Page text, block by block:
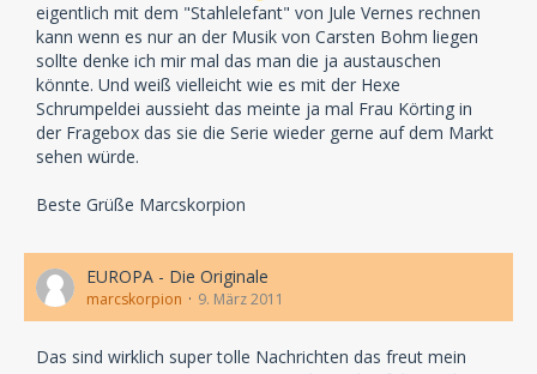
eigentlich mit dem "Stahlelefant" von Jule Vernes rechnen
kann wenn es nur an der Musik von Carsten Bohm liegen
sollte denke ich mir mal das man die ja austauschen
könnte. Und weiß vielleicht wie es mit der Hexe
Schrumpeldei aussieht das meinte ja mal Frau Körting in
der Fragebox das sie die Serie wieder gerne auf dem Markt
sehen würde.
Beste Grüße Marcskorpion
EUROPA - Die Originale
marcskorpion 9. März 2011
Das sind wirklich super tolle Nachrichten das freut mein